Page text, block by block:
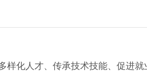
样化人才、传承技术技能、促进就